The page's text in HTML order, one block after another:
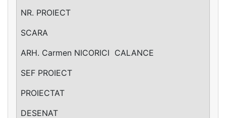
NR. PROIECT
SCARA
ARH. Carmen NICORICI ­ CALANCE
SEF PROIECT
PROIECTAT
DESENAT